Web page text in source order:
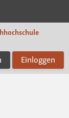
Einloggen